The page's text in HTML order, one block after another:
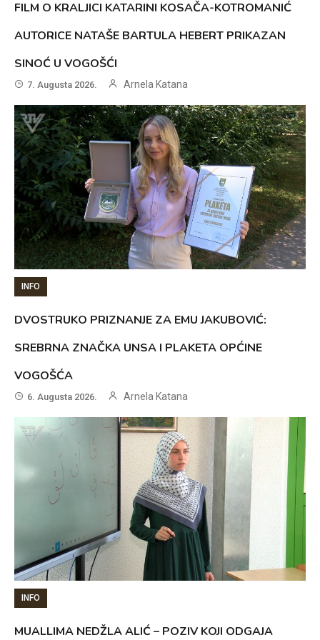
FILM O KRALJICI KATARINI KOSAČA-KOTROMANIĆ
AUTORICE NATAŠE BARTULA HEBERT PRIKAZAN
SINOĆ U VOGOŠĆI
7. Augusta 2026. Arnela Katana
INFO
DVOSTRUKO PRIZNANJE ZA EMU JAKUBOVIĆ:
SREBRNA ZNAČKA UNSA I PLAKETA OPĆINE
VOGOŠĆA
6. Augusta 2026. Arnela Katana
INFO
MUALLIMA NEDŽLA ALIĆ – POZIV KOJI ODGAJA